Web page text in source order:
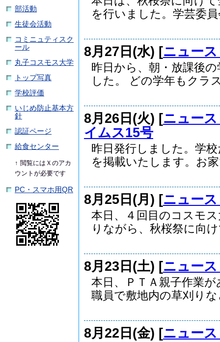
部活動
生徒会活動
コミニュティスク
ール
丸子コスモス大学
トップ写真
学校評価
いじめ防止基本方
針
認証ページ
給食センター
↑ 閲覧にはＸのアカ
ウントが必要です
PC・スマホ用QR
を行いました。学芸委員
8月27日(水) [ニュー
昨日から、朝・放課後
した。 どの学年もクラ
8月26日(火) [ニュー
イムス15号
昨日発行しました。学
を掲載いたします。お
8月25日(月) [ニュー
本日、４回目のコスモ
りながら、秋桜祭に向
8月23日(土) [ニュー
本日、ＰＴＡ親子作業
職員で敷地内の草刈りな
8月22日(金) [ニュー